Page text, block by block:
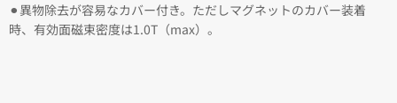
⚫︎異物除去が容易なカバー付き。ただしマグネットのカバー装着
時、有効面磁束密度は1.0T（max）。